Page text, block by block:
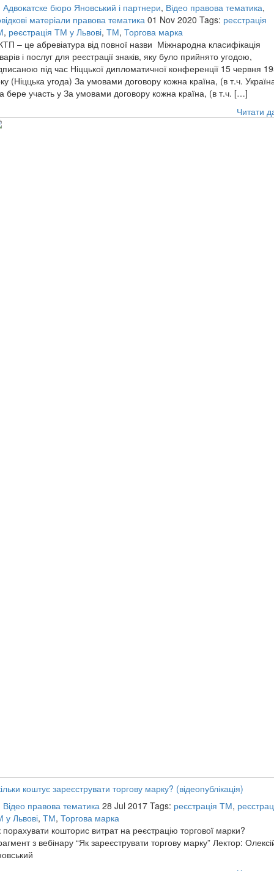
Адвокатске бюро Яновський і партнери, Відео правова тематика,
матеріали правова тематика 01 Nov 2020 Tags: реєстрація
, реєстрація ТМ у Львові, ТМ, Торгова марка
– це абревіатура від повної назви Міжнародна класифікація
і послуг для реєстрації знаків, яку було прийнято угодою,
під час Ніццької дипломатичної конференції 15 червня
(Ніццька угода) За умовами договору кожна країна, (в т.ч.
бере участь у За умовами договору кожна країна, (в т.ч. […]
Читати
коштує зареєструвати торгову марку? (відеопублікація)
Відео правова тематика 28 Jul 2017 Tags: реєстрація ТМ,
у Львові, ТМ, Торгова марка
порахувати кошторис витрат на реєстрацію торгової марки?
з вебінару “Як зареєструвати торгову марку” Лектор: